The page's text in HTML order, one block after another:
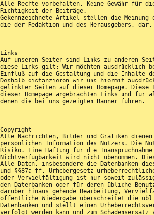
Alle Rechte vorbehalten. Keine Gewähr für
Richtigkeit der Beiträge.
Gekennzeichnete Artikel stellen die Meinung
die der Redaktion und des Herausgebers, dar.
Links
Auf unseren Seiten sind Links zu anderen
diese Links gilt: Wir möchten ausdrücklich
Einfluß auf die Gestaltung und die Inhalte
Deshalb distanzieren wir uns hiermit
gelinkten Seiten auf dieser Homepage.
dieser Homepage angebrachten Links und
denen die bei uns gezeigten Banner führen.
Copyright
Alle Nachrichten, Bilder und Grafiken
persönlichen Information des Nutzers. Die
Risiko. Eine Haftung für die
Nichtverfügbarkeit wird nicht übenommen.
Alle Daten, insbesondere die Datenbanken
und §§87a ff. Urhebergesetz
oder Vervielfältigung ist nur soweit
den Datenbanken oder für deren übliche
darüber hinaus gehende Bearbeitung,
öffentliche Wiedergabe überschreitet die
Datenbanken und stellt einen
verfolgt werden kann und zum